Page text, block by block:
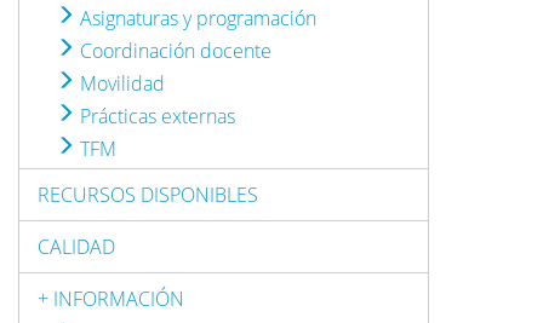
Asignaturas y programación
Coordinación docente
Movilidad
Prácticas externas
TFM
RECURSOS DISPONIBLES
CALIDAD
+ INFORMACIÓN